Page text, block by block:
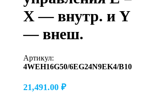
X — внутр. и Y
— внеш.
Артикул:
4WEH16G50/6EG24N9EK4/B10
21,491.00 ₽